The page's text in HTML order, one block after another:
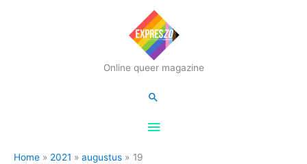
Online queer magazine
Hoofdmenu
Zoeken
Home 2021 augustus 19